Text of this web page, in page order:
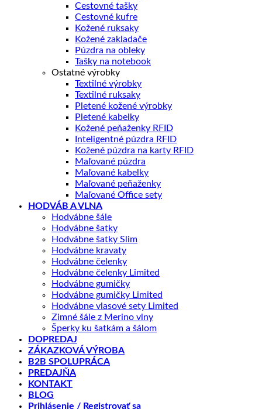
Cestovné tašky
Cestovné kufre
Kožené ruksaky
Kožené zakladače
Púzdra na obleky
Tašky na notebook
Ostatné výrobky
Textilné výrobky
Textilné ruksaky
Pletené kožené výrobky
Pletené kabelky
Kožené peňaženky RFID
Inteligentné púzdra RFID
Kožené púzdra na karty RFID
Maľované púzdra
Maľované kabelky
Maľované peňaženky
Maľované Office sety
HODVÁB A VLNA
Hodvábne šále
Hodvábne šatky
Hodvábne šatky Slim
Hodvábne kravaty
Hodvábne čelenky
Hodvábne čelenky Limited
Hodvábne gumičky
Hodvábne gumičky Limited
Hodvábne vlasové sety Limited
Zimné šále z Merino vlny
Šperky ku šatkám a šálom
DOPREDAJ
ZÁKAZKOVÁ VÝROBA
B2B SPOLUPRÁCA
PREDAJŇA
KONTAKT
BLOG
Prihlásenie / Registrovať sa